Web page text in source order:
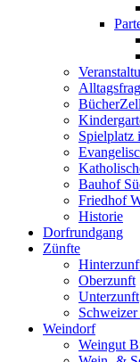
Spielplatz
Bauhof
Friedhof
Historie
Dorfrundgang
Zünfte
Oberzunft
Unterzunft
Weindorf
Weingut